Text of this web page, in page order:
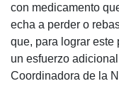
con medicamento
echa a perder o
que, para lograr
un esfuerzo
Coordinadora de la